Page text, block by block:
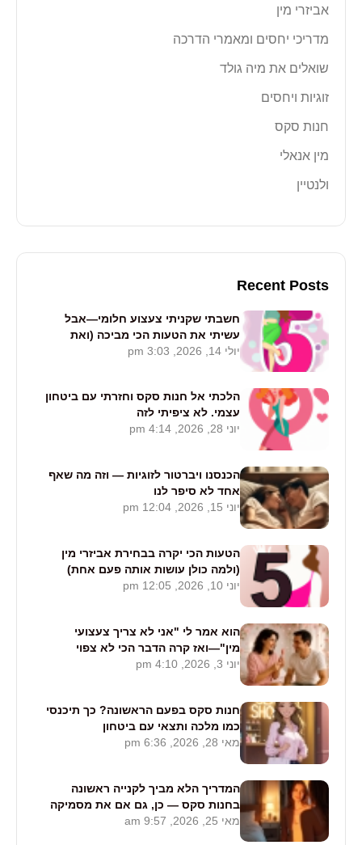
אביזרי מין
מדריכי יחסים ומאמרי הדרכה
שואלים את מיה גולד
זוגיות ויחסים
חנות סקס
מין אנאלי
ולנטיין
Recent Posts
חשבתי שקניתי צעצוע חלומי—אבל
עשיתי את הטעות הכי מביכה (ואת
חייבת לקרוא את זה)
יולי 14, 2026, 3:03 pm
הלכתי אל חנות סקס וחזרתי עם ביטחון
עצמי. לא ציפיתי לזה
יוני 28, 2026, 4:14 pm
הכנסנו ויברטור לזוגיות — וזה מה שאף
אחד לא סיפר לנו
יוני 15, 2026, 12:04 pm
הטעות הכי יקרה בבחירת אביזרי מין
(ולמה כולן עושות אותה פעם אחת)
יוני 10, 2026, 12:05 pm
הוא אמר לי "אני לא צריך צעצועי
מין"—ואז קרה הדבר הכי לא צפוי
בחדר השינה
יוני 3, 2026, 4:10 pm
חנות סקס בפעם הראשונה? כך תיכנסי
כמו מלכה ותצאי עם ביטחון
מאי 28, 2026, 6:36 pm
המדריך הלא מביך לקנייה ראשונה
בחנות סקס — כן, גם אם את מסמיקה
עכשיו
מאי 25, 2026, 9:57 am